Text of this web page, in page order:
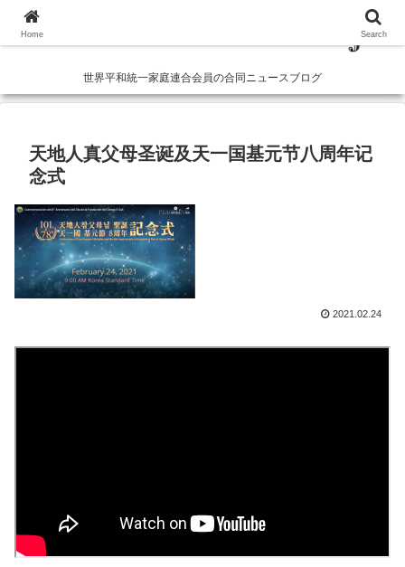
世界平和統一家庭連合会員の合同ニュースブログ
天地人真父母圣诞及天一国基元节八周年记
念式
2021.02.24
Home Search